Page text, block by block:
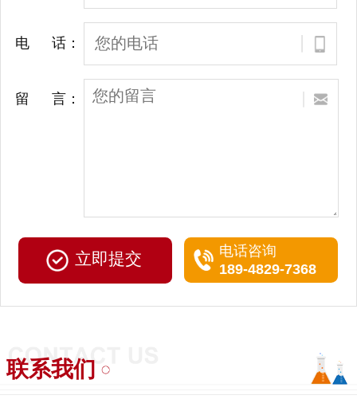
电 话：
留 言：
电话咨询
189-4829-7368
联系我们